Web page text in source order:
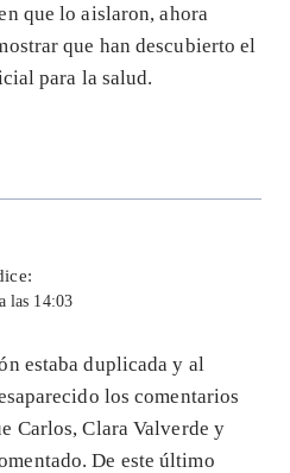
que lo aislaron, ahora
que han descubierto el
para la salud.
las 14:03
estaba duplicada y al
los comentarios
Carlos, Clara Valverde y
De este último